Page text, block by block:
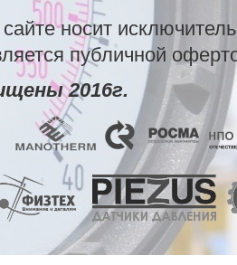
носит
публичной
2016г.